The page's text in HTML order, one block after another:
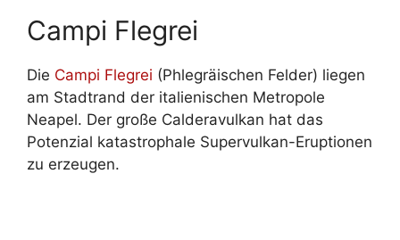
Campi Flegrei
Die Campi Flegrei (Phlegräischen Felder) liegen
am Stadtrand der italienischen Metropole
Neapel. Der große Calderavulkan hat das
Potenzial katastrophale Supervulkan-Eruptionen
zu erzeugen.